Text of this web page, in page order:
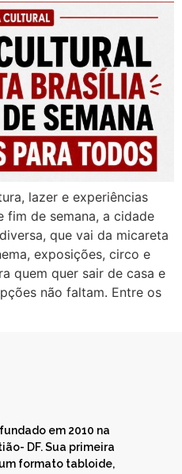
lazer e experiências
fim de semana, a cidade
que vai da micareta
exposições, circo e
quem quer sair de casa e
não faltam. Entre os
em 2010 na
DF. Sua primeira
formato tabloide,